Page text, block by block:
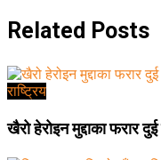
Related Posts
राष्ट्रिय
खैरो हेरोइन मुद्दाका फरार